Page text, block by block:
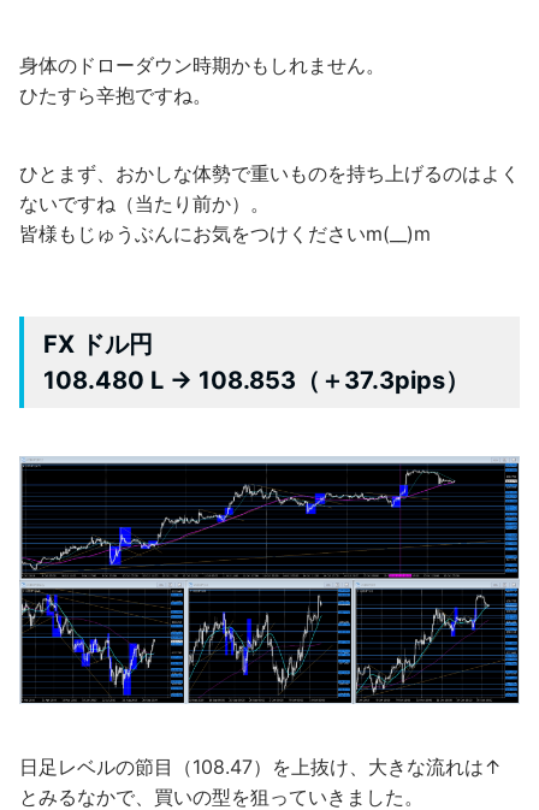
身体のドローダウン時期かもしれません。
ひたすら辛抱ですね。
ひとまず、おかしな体勢で重いものを持ち上げるのはよく
ないですね（当たり前か）。
皆様もじゅうぶんにお気をつけくださいm(__)m
FX ドル円
108.480 L → 108.853（＋37.3pips）
日足レベルの節目（108.47）を上抜け、大きな流れは↑
とみるなかで、買いの型を狙っていきました。